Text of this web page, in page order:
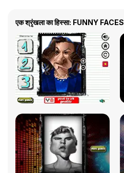
एक श्रृंखला का हिस्सा: FUNNY FACES